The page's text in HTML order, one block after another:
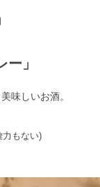
」
味しいお酒。
力もない)